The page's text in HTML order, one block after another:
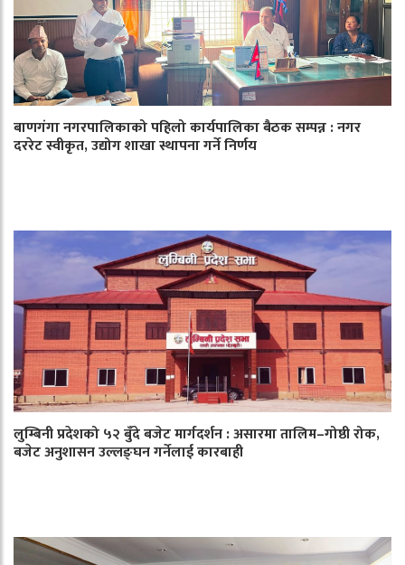
बाणगंगा नगरपालिकाको पहिलो कार्यपालिका बैठक सम्पन्न : नगर
दररेट स्वीकृत, उद्योग शाखा स्थापना गर्ने निर्णय
लुम्बिनी प्रदेशको ५२ बुँदे बजेट मार्गदर्शन : असारमा तालिम–गोष्ठी रोक,
बजेट अनुशासन उल्लङ्घन गर्नेलाई कारबाही